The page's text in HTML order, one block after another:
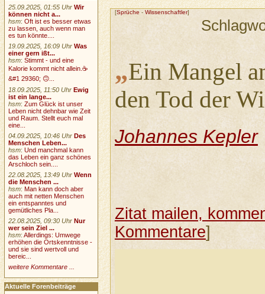
[Sprüche - Wissenschaftler]
„Ein Mangel
den Tod der
Johannes Kepler
Zitat mailen,
Kommentare]
25.09.2025, 01:55 Uhr Wir
können nicht a...
hsm:Oft ist es besser etwas
zu lassen, auch wenn man
es tun könnte....
19.09.2025, 16:09 Uhr Was
einer gern ißt...
hsm:Stimmt - und eine
Kalorie kommt nicht allein.☕
&#1 29360; 🙃...
18.09.2025, 11:50 Uhr Ewig
ist ein lange...
hsm:Zum Glück ist unser
Leben nicht dehnbar wie Zeit
und Raum. Stellt euch mal
eine...
04.09.2025, 10:46 Uhr Des
Menschen Leben...
hsm:Und manchmal kann
das Leben ein ganz schönes
Arschloch sein....
22.08.2025, 13:49 Uhr Wenn
die Menschen ...
hsm:Man kann doch aber
auch mit netten Menschen
ein entspanntes und
gemütliches Pla...
22.08.2025, 09:30 Uhr Nur
wer sein Ziel ...
hsm:Allerdings: Umwege
erhöhen die Ortskenntnisse -
und sie sind wertvoll und
bereic...
weitere Kommentare ...
Aktuelle Forenbeiträge